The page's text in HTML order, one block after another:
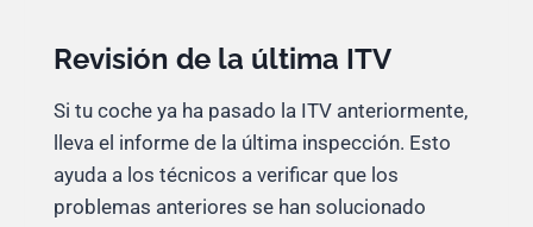
Revisión de la última ITV
Si tu coche ya ha pasado la ITV anteriormente,
lleva el informe de la última inspección. Esto
ayuda a los técnicos a verificar que los
problemas anteriores se han solucionado